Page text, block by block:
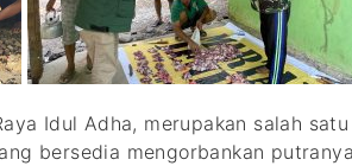
Idul Adha, merupakan salah
bersedia mengorbankan